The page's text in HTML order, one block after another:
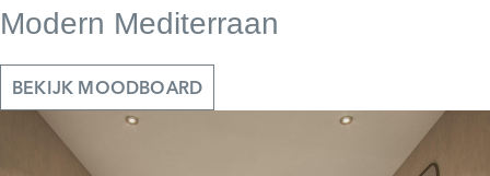
Modern Mediterraan
BEKIJK MOODBOARD